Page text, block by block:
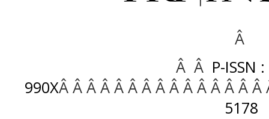
Â
Â Â P-ISSN
990XÂ Â Â Â Â Â Â Â Â Â Â Â Â Â
5178